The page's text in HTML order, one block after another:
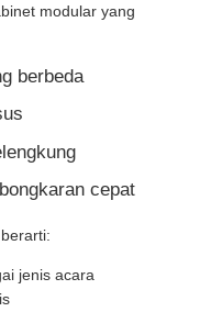
modular yang
berbeda
cepat
jenis acara